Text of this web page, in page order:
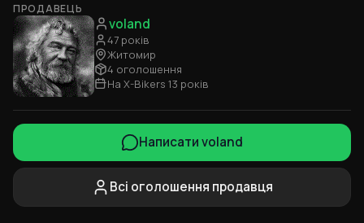
ПРОДАВЕЦЬ
voland
47 років
Житомир
4 оголошення
На X-Bikers 13 років
Написати voland
Всі оголошення продавця